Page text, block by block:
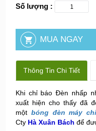
Số lượng :
Thông Tin Chi Tiết
Khi chỉ báo Đèn nhấp
xuất hiện cho thấy đã
một bóng đèn máy
Cty Hà Xuân Bách để